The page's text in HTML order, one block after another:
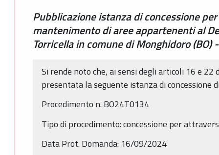
Pubblicazione istanza di concessione
mantenimento di aree appartenenti al
Torricella in comune di Monghidoro
Si rende noto che, ai sensi degli articoli 16 e 22
presentata la seguente istanza di concessione
Procedimento n. BO24T0134
Tipo di procedimento: concessione per
Data Prot. Domanda: 16/09/2024